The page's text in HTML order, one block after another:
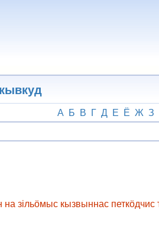
А Б В Г Д Е Ё Ж З
зільӧмыс кызвыннас петкӧдчис